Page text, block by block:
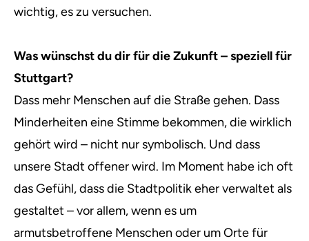
wichtig, es zu versuchen.
Was wünschst du dir für die Zukunft – speziell für
Stuttgart?
Dass mehr Menschen auf die Straße gehen. Dass
Minderheiten eine Stimme bekommen, die wirklich
gehört wird – nicht nur symbolisch. Und dass
unsere Stadt offener wird. Im Moment habe ich oft
das Gefühl, dass die Stadtpolitik eher verwaltet als
gestaltet – vor allem, wenn es um
armutsbetroffene Menschen oder um Orte für